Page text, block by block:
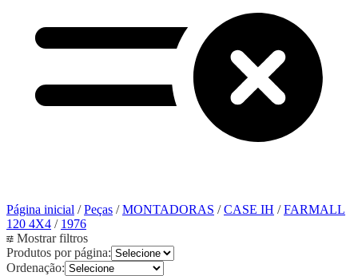
Página inicial /Peças /MONTADORAS /CASE IH /FARMALL
120 4X4 / 1976
Mostrar filtros
Produtos por página:
Ordenação: